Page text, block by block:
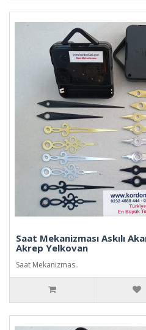
Saat Mekanizması Askılı
Akrep Yelkovan
Saat Mekanizmas..